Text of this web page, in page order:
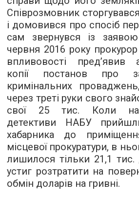
Співрозмовник
і домовився про спосіб
сам звернувся із
червня 2016 року
впливовості пред’явив
копії постанов про
кримінальних
через треті руки свого
свої 25 тис. Коли
детективи НАБУ
хабарника до
місцевої прокуратури, в
лишилося тільки 21,1 тис.
устиг розтратити на
обмін доларів на гривні.